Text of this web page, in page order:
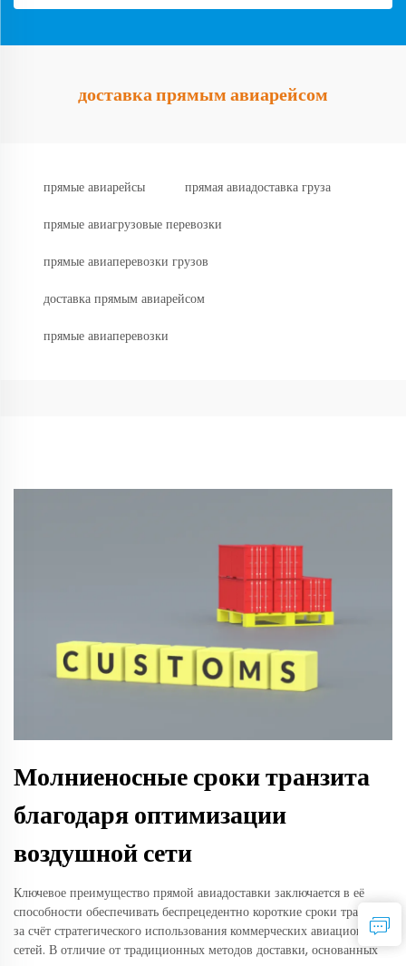
доставка прямым авиарейсом
прямые авиарейсы прямая авиадоставка груза
прямые авиагрузовые перевозки
прямые авиаперевозки грузов
доставка прямым авиарейсом
прямые авиаперевозки
Молниеносные сроки транзита
благодаря оптимизации
воздушной сети
Ключевое преимущество прямой авиадоставки заключается в её
способности обеспечивать беспрецедентно короткие сроки транзита
за счёт стратегического использования коммерческих авиационных
сетей. В отличие от традиционных методов доставки, основанных